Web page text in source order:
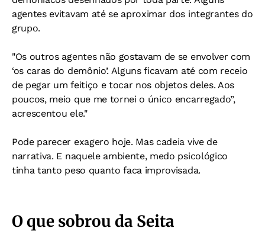
agentes evitavam até se aproximar dos integrantes do
grupo.
"Os outros agentes não gostavam de se envolver com
‘os caras do demônio’. Alguns ficavam até com receio
de pegar um feitiço e tocar nos objetos deles. Aos
poucos, meio que me tornei o único encarregado”,
acrescentou ele."
Pode parecer exagero hoje. Mas cadeia vive de
narrativa. E naquele ambiente, medo psicológico
tinha tanto peso quanto faca improvisada.
O que sobrou da Seita